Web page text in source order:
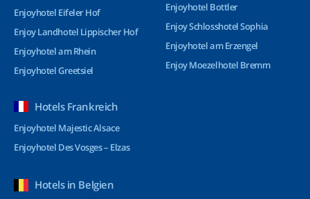
Enjoyhotel Eifeler Hof
Enjoy Landhotel Lippischer Hof
Enjoyhotel am Rhein
Enjoyhotel Greetsiel
Enjoyhotel Bottler
Enjoy Schlosshotel Sophia
Enjoyhotel am Erzengel
Enjoy Moezelhotel Bremm
Hotels Frankreich
Enjoyhotel Majestic Alsace
Enjoyhotel Des Vosges – Elzas
Hotels in Belgien